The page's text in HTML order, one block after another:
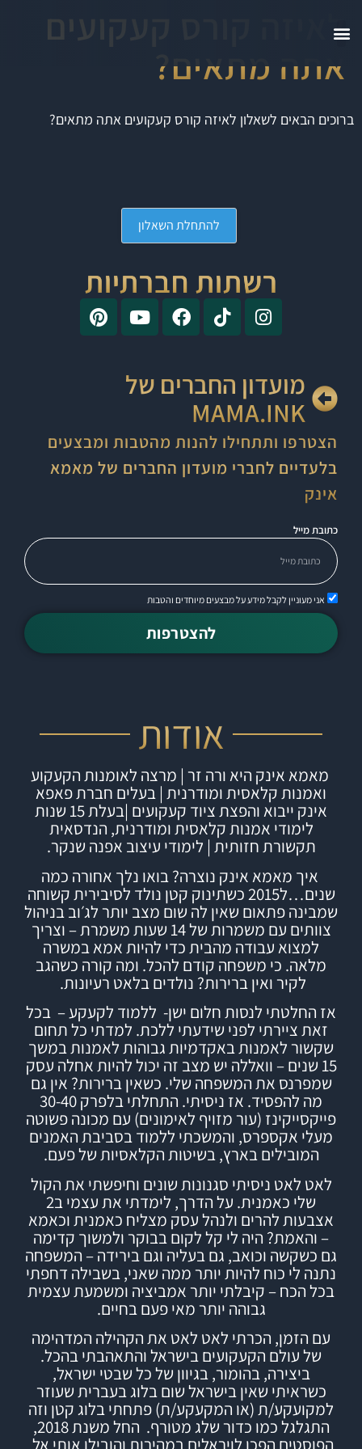
לאיזה קורס קעקועים
אתה מתאים?
ברוכים הבאים לשאלון לאיזה קורס קעקועים אתה מתאים?
להתחלת השאלון
רשתות חברתיות
מועדון החברים של
MAMA.INK
הצטרפו ותתחילו להנות מהטבות ומבצעים
בלעדיים לחברי מועדון החברים של מאמא
אינק
כתובת מייל
אני מעוניין לקבל מידע על מבצעים מיוחדים והטבות
להצטרפות
אודות
מאמא אינק היא ורה זר | מרצה לאומנות הקעקוע
ואמנות קלאסית ומודרנית | בעלים חברתפאפא
אינק ייבוא והפצת ציוד קעקועים |
בעלת 15 שנות
לימודי אמנות קלאסית ומודרנית, הנדסאית
תקשורת חזותית | לימודי עיצוב אפנה שנקר.
איך מאמא אינק נוצרה?בואו נלך אחורה כמה
שנים…ל2015 כשתינוק קטן נולד לסיבירית קשוחה
שמבינה פתאום שאין לה שום מצב יותר לג׳וב בניהול
צוותים עם משמרות של 14 שעות משמרת – וצריך
למצוא עבודה מהבית כדי להיות אמא במשרה
מלאה. כי משפחה קודם להכל. ומה קורה כשהגב
לקיר ואין ברירות? נולדים בלאט רעיונות.
אז החלטתי לנסות חלום ישן- ללמוד לקעקע – בכל
זאת ציירתי לפני שידעתי ללכת. למדתי כל תחום
שקשור לאמנות באקדמיות גבוהות לאמנות במשך
15 שנים – וואללה יש מצב זה יכול להיות אחלה עסק
שמפרנס את המשפחה שלי. כשאין ברירות? אין גם
מה להפסיד. אז ניסיתי.
התחלתי בלפרק 30-40
פייקסייקינז (עור מזויף לאימונים) עם מכונה פשוטה
מעלי אקספרס, והמשכתי ללמודבסביבת האמנים
המובילים בארץ,בשיטות הקלאסיות של פעם.
לאט לאט ניסיתי סגנונות שונים וחיפשתי את הקול
שלי כאמנית. על הדרך, לימדתי את עצמי ב2
אצבעות להרים ולנהל עסק מצליח כאמנית וכאמא
– והאמת? היה לי קל לקום בבוקר ולמשוך קדימה
גם כשקשה וכואב, גם בעליה וגם בירידה – המשפחה
נתנה לי כוח להיות יותר ממה שאני, בשבילה דחפתי
בכל הכח – קיבלתי יותר אמביציה ומשמעת עצמית
גבוהה יותר מאי פעם בחיים.
עם הזמן, הכרתי לאט לאט את הקהילה המדהימה
של עולם הקעקועים בישראל והתאהבתי בהכל.
ביצירה, בהומור, בגיוון של כל שבטי ישראל,
כשראיתי שאין בישראל שום בלוג בעברית שעוזר
למקועקע/ת (או המקעקע/ת) פתחתיבלוגקטן וזה
התגלגל כמו כדור שלג מטורף.
החל משנת 2018,
הפוסטים הפכו לויראלים במהירות והובילו אותי אל